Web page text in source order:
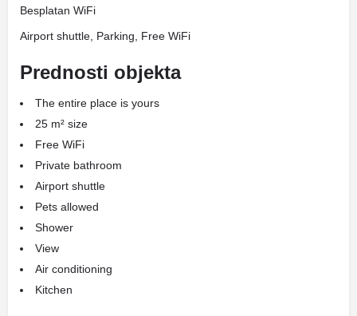
Besplatan WiFi
Airport shuttle, Parking, Free WiFi
Prednosti objekta
The entire place is yours
25 m² size
Free WiFi
Private bathroom
Airport shuttle
Pets allowed
Shower
View
Air conditioning
Kitchen